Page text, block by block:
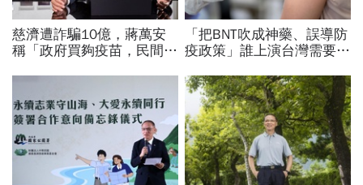
慈濟遭詐騙10億，蔣萬安
稱「政府買夠疫苗，民間就
「把BNT吹成神藥、誤導防
疫政策」誰上演台灣需要中
瑾：還防疫團隊一個公道